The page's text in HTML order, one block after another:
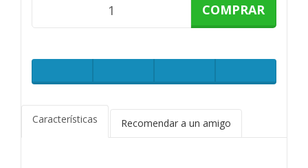
COMPRAR
Características Recomendar a un amigo